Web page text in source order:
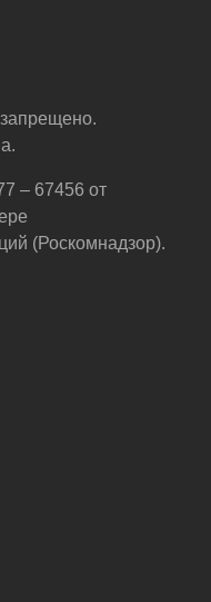
– 67456 от
(Роскомнадзор).